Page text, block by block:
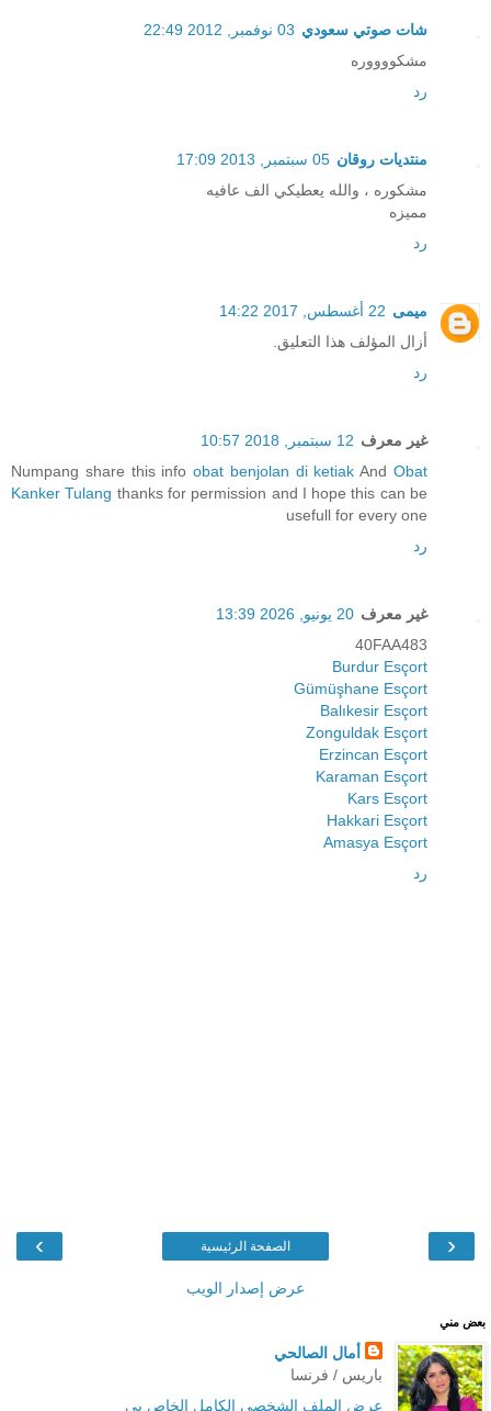
شات صوتي سعودي 03 نوفمبر, 2012 22:49
مشكووووره
رد
منتديات روقان 05 سبتمبر, 2013 17:09
مشكوره ، والله يعطيكي الف عافيه
مميزه
رد
ميمى 22 أغسطس, 2017 14:22
أزال المؤلف هذا التعليق.
رد
غير معرف 12 سبتمبر, 2018 10:57
Numpang share this infoobat benjolan di ketiak AndObat
Kanker Tulang thanks for permission and I hope this can be
usefull for every one
رد
غير معرف 20 يونيو, 2026 13:39
40FAA483
Burdur Esçort
Gümüşhane Esçort
Balıkesir Esçort
Zonguldak Esçort
Erzincan Esçort
Karaman Esçort
Kars Esçort
Hakkari Esçort
Amasya Esçort
رد
‹
› الصفحة الرئيسية
عرض إصدار الويب
بعض مني
أمال الصالحي
باريس / فرنسا
عرض الملف الشخصي الكامل الخاص بي